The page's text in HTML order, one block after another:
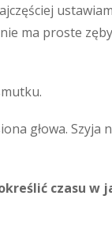
ma proste
głowa. Szyja
czasu w